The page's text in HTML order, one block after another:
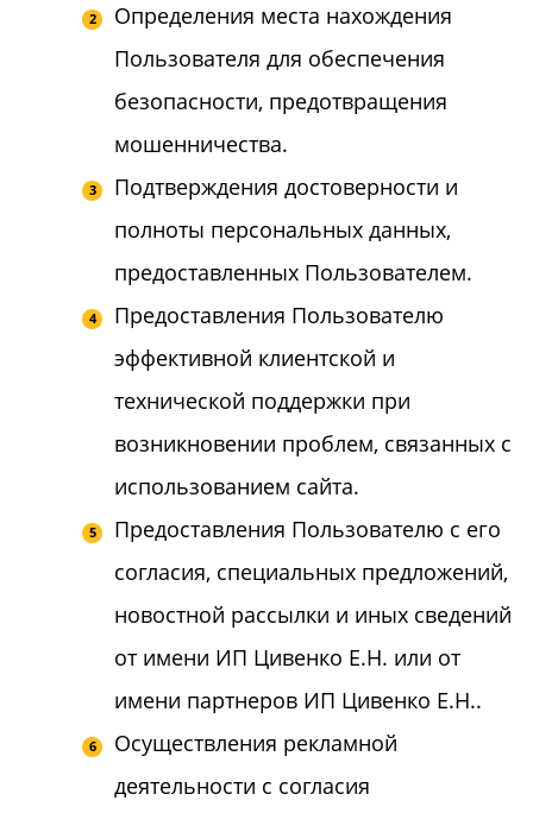
Определения места нахождения
Пользователя для обеспечения
безопасности, предотвращения
мошенничества.
Подтверждения достоверности и
полноты персональных данных,
предоставленных Пользователем.
Предоставления Пользователю
эффективной клиентской и
технической поддержки при
возникновении проблем, связанных с
использованием сайта.
Предоставления Пользователю с его
согласия, специальных предложений,
новостной рассылки и иных сведений
от имени ИП Цивенко Е.Н. или от
имени партнеров ИП Цивенко Е.Н..
Осуществления рекламной
деятельности с согласия